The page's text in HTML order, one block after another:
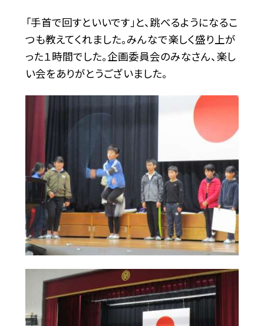
「手首で回すといいです」と、跳べるようになるこ
つも教えてくれました。みんなで楽しく盛り上が
った１時間でした。企画委員会のみなさん、楽し
い会をありがとうございました。